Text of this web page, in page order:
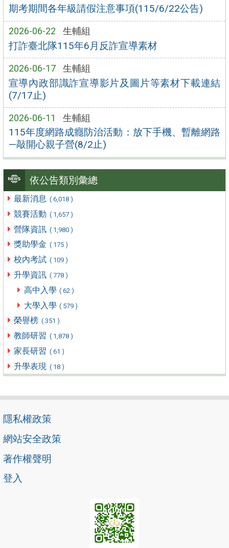
期考期間各年級請假注意事項(115/6/22公告)
2026-06-22 生輔組
打詐臺北隊115年6月反詐宣導素材
2026-06-17 生輔組
宣導內政部識詐宣導影片及圖片等素材下載連結
(7/17止)
2026-06-11 生輔組
115年度網路成癮防治活動：放下手機、暫離網路
—敲開心親子營(8/2止)
依公告類別彙總
最新消息 ( 6,018 )
競賽活動 ( 1,657 )
營隊資訊 ( 1,980 )
獎助學金 ( 175 )
校內考試 ( 109 )
升學資訊 ( 778 )
高中入學 ( 62 )
大學入學 ( 579 )
榮譽榜 ( 351 )
教師研習 ( 1,878 )
家長研習 ( 61 )
升學表現 ( 18 )
隱私權政策
網站安全政策
著作權聲明
登入